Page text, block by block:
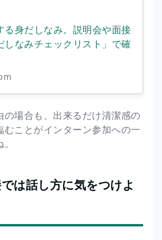
る身だしなみ。説明会や面接
しなみチェックリスト」で確
の場合も、出来るだけ清潔感の
むことがインターン参加への一
は話し方に気をつけよ